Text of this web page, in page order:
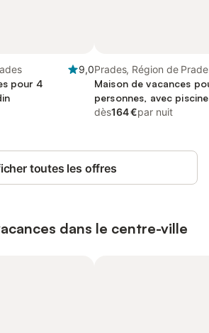
9,0
pour 4
Prades, Région de
Maison de vacances
personnes, avec
et terrasse
dès164 €par nuit
toutes les offres
dans le centre-ville